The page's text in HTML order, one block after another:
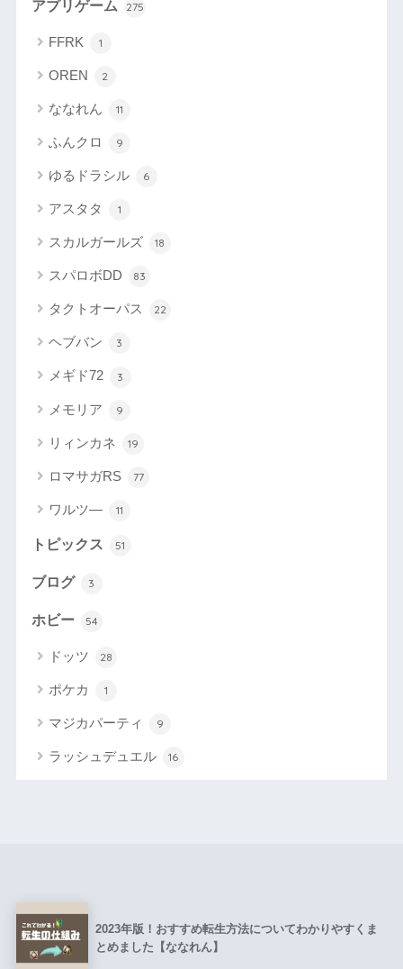
アプリゲーム 275
FFRK 1
OREN 2
ななれん 11
ふんクロ 9
ゆるドラシル 6
アスタタ 1
スカルガールズ 18
スパロボDD 83
タクトオーパス 22
ヘブバン 3
メギド72 3
メモリア 9
リィンカネ 19
ロマサガRS 77
ワルツ― 11
トピックス 51
ブログ 3
ホビー 54
ドッツ 28
ポケカ 1
マジカパーティ 9
ラッシュデュエル 16
2023年版！おすすめ転生方法についてわかりやすくま
とめました【ななれん】